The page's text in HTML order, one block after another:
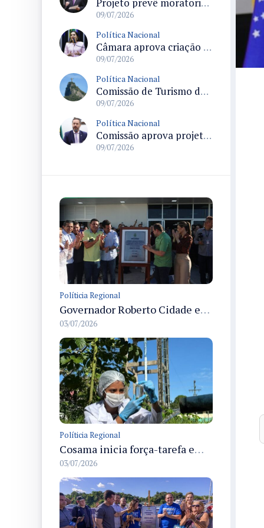
Projeto prevê moratoria cursos de medicina por cinco anos e exige supervisão e reestruturação das instituições
09/07/2026
Política Nacional
Câmara aprova criação de delegacias especializadas para atendimento de pessoas com deficiência em estados e no Distrito Federal
09/07/2026
Política Nacional
Comissão de Turismo da Câmara debate uso do espaço do Cristo Redentor no Alto Corcovado em sessão marcada para 14
09/07/2026
Política Nacional
Comissão aprova projeto que cria regime simplificado para iniciativas esportivas de pequeno porte
09/07/2026
Políticia Regional
Governador Roberto Cidade entrega readequação do ambulatório da FCecon e amplia capacidade de atendimento oncológico em Manaus
03/07/2026
Políticia Regional
Cosama inicia força-tarefa em Anamã para fortalecer abastecimento de água e segurança hídrica da população
03/07/2026